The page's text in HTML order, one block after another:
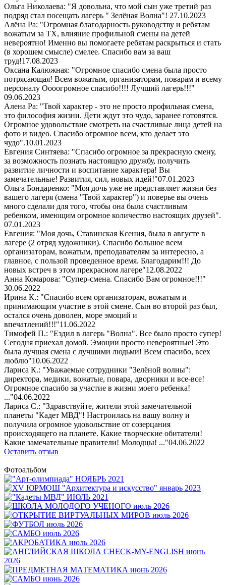
Ольга Николаева: "Я довольна, что мой сын уже третий раз
подряд стал посещать лагерь " Зелёная Волна"! 27.10.2023
Алёна Ра: "Огромная благодарность руководству и ребятам
вожатым за ТХ, влияние профильной смены на детей
невероятно! Именно вы помогаете ребятам раскрыться и стать
(в хорошем смысле) смелее. Спасибо вам за ваш
труд!17.08.2023
Оксана Калюжная: "Огромное спасибо смена была просто
потрясающая! Всем вожатым, организаторам, поварам и всему
персоналу Оооогромное спасибо!!!! Лучший лагерь!!!"
09.06.2023
Алена Ра: "Твой характер - это не просто профильная смена,
это философия жизни. Дети ждут это чудо, заранее готовятся.
Огромное удовольствие смотреть на счастливые лица детей на
фото и видео. Спасибо огромное всем, кто делает это
чудо".10.01.2023
Евгения Синтяева: "Спасибо огромное за прекрасную смену,
за возможность познать настоящую дружбу, получить
развитие личности и воспитание характера! Вы
замечательные! Развития, сил, новых идей!"07.01.2023
Ольга Бондаренко: "Моя дочь уже не представляет жизни без
вашего лагеря (смена "Твой характер") и поверье вы очень
много сделали для того, чтобы она была счастливым
ребенком, имеющим огромное количество настоящих друзей".
07.01.2023
Евгения: "Моя дочь, Ставинская Ксения, была в августе в
лагере (2 отряд художники). Спасибо большое всем
организаторам, вожатым, преподавателям за интересно, а
главное, с пользой проведенное время. Благодарим!!! До
новых встреч в этом прекрасном лагере"12.08.2022
Анна Комарова: "Супер-смена. Спасибо Вам огромное!!!"
30.06.2022
Ирина К.: "Спасибо всем организаторам, вожатым и
принимающим участие в этой смене. Сын во второй раз был,
остался очень доволен, море эмоций и
впечатлений!!!"11.06.2022
Тимофей П.: "Ездил в лагерь "Волна". Все было просто супер!
Сегодня приехал домой. Эмоции просто невероятные! Это
была лучшая смена с лучшими людьми! Всем спасибо, всех
люблю"10.06.2022
Лариса К.: "Уважаемые сотрудники "Зелёной волны":
директора, медики, вожатые, повара, дворники и все-все!
Огромное спасибо за участие в жизни моего ребенка!
..."04.06.2022
Лариса С.: "Здравствуйте, жители этой замечательной
планеты "Кадет МВД"! Настроилась на вашу волну и
получила огромное удовольствие от созерцания
происходящего на планете. Какие творческие обитатели!
Какие замечательные правители! Молодцы! ..."04.06.2022
Оставить отзыв
Фотоальбом